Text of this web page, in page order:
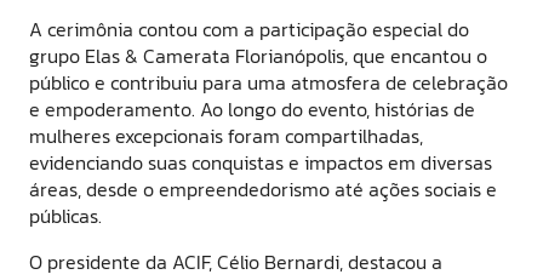
A cerimônia contou com a participação especial do
grupo Elas & Camerata Florianópolis, que encantou o
público e contribuiu para uma atmosfera de celebração
e empoderamento. Ao longo do evento, histórias de
mulheres excepcionais foram compartilhadas,
evidenciando suas conquistas e impactos em diversas
áreas, desde o empreendedorismo até ações sociais e
públicas.
O presidente da ACIF, Célio Bernardi, destacou a